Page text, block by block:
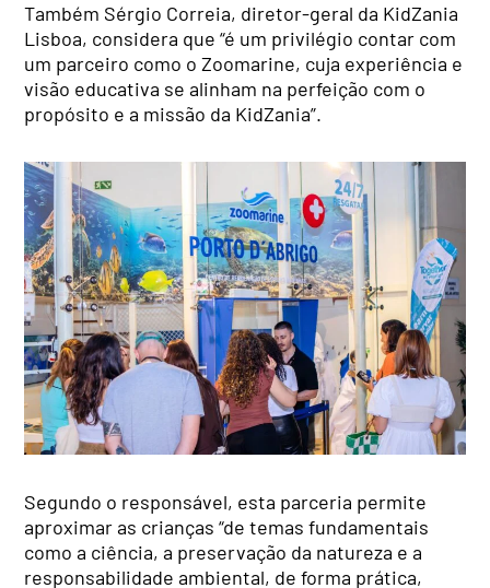
Também Sérgio Correia, diretor-geral da KidZania
Lisboa, considera que “é um privilégio contar com
um parceiro como o Zoomarine, cuja experiência e
visão educativa se alinham na perfeição com o
propósito e a missão da KidZania”.
Segundo o responsável, esta parceria permite
aproximar as crianças “de temas fundamentais
como a ciência, a preservação da natureza e a
responsabilidade ambiental, de forma prática,